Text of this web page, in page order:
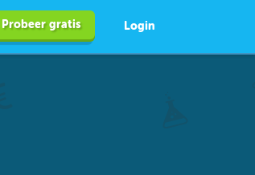
Probeer gratis Login